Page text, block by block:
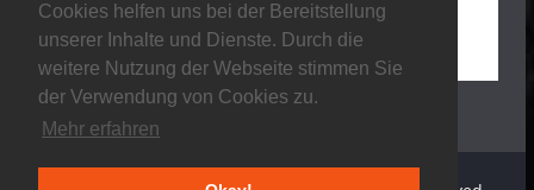
Cookies helfen uns bei der Bereitstellung
unserer Inhalte und Dienste. Durch die
weitere Nutzung der Webseite stimmen Sie
der Verwendung von Cookies zu.
Mehr erfahren